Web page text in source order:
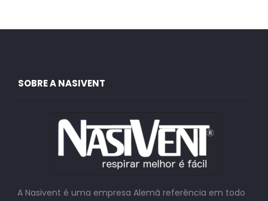
SOBRE A NASIVENT
A Nasivent é uma empresa Alemã referência em todo